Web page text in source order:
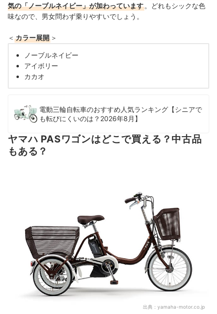
気の「ノーブルネイビー」が加わっています 。どれもシックな色
味なので、男女問わず乗りやすいでしょう。
＜ カラー展開 ＞
ノーブルネイビー
アイボリー
カカオ
電動三輪自転車のおすすめ人気ランキング【シニアで
も転びにくいのは？2026年8月】
ヤマハ PASワゴンはどこで買える？中古品
もある？
出典： yamaha-motor.co.jp